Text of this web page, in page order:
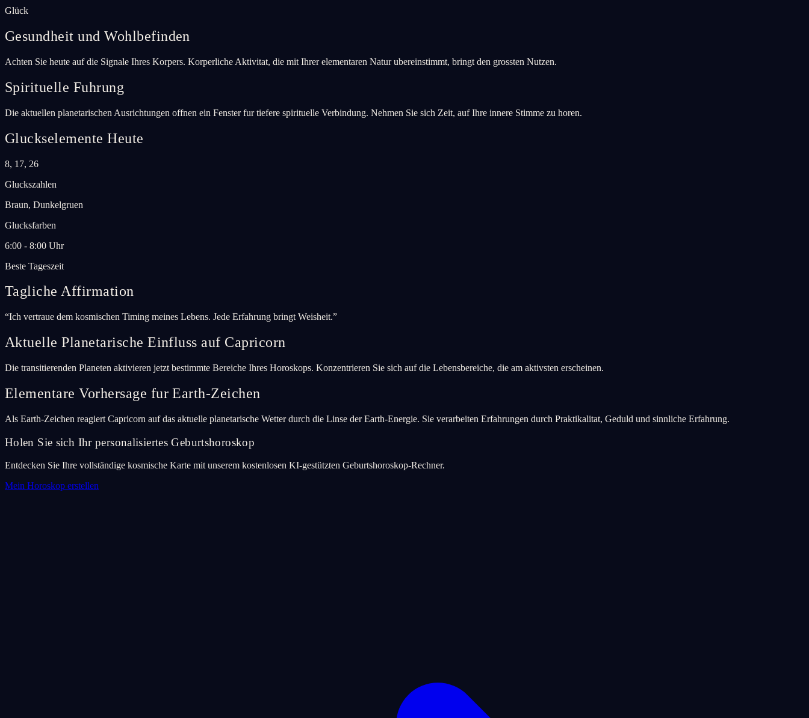
Glück
Gesundheit und Wohlbefinden
Achten Sie heute auf die Signale Ihres Korpers. Korperliche Aktivitat, die mit Ihrer elementaren Natur ubereinstimmt, bringt den grossten Nutzen.
Spirituelle Fuhrung
Die aktuellen planetarischen Ausrichtungen offnen ein Fenster fur tiefere spirituelle Verbindung. Nehmen Sie sich Zeit, auf Ihre innere Stimme zu horen.
Gluckselemente Heute
8, 17, 26
Gluckszahlen
Braun, Dunkelgruen
Glucksfarben
6:00 - 8:00 Uhr
Beste Tageszeit
Tagliche Affirmation
“Ich vertraue dem kosmischen Timing meines Lebens. Jede Erfahrung bringt Weisheit.”
Aktuelle Planetarische Einfluss auf Capricorn
Die transitierenden Planeten aktivieren jetzt bestimmte Bereiche Ihres Horoskops. Konzentrieren Sie sich auf die Lebensbereiche, die am aktivsten erscheinen.
Elementare Vorhersage fur Earth-Zeichen
Als Earth-Zeichen reagiert Capricorn auf das aktuelle planetarische Wetter durch die Linse der Earth-Energie. Sie verarbeiten Erfahrungen durch Praktikalitat, Geduld und sinnliche Erfahrung.
Holen Sie sich Ihr personalisiertes Geburtshoroskop
Entdecken Sie Ihre vollständige kosmische Karte mit unserem kostenlosen KI-gestützten Geburtshoroskop-Rechner.
Mein Horoskop erstellen